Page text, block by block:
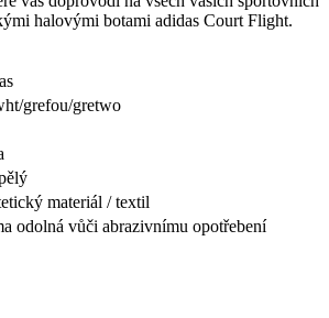
halovými botami adidas Court Flight.
grefou/gretwo
materiál / textil
odolná vůči abrazivnímu opotřebení